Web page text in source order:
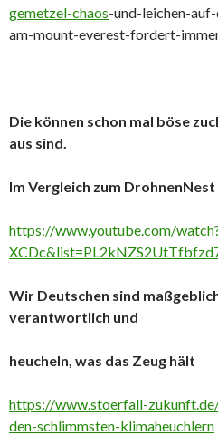
gemetzel-chaos-und-leichen-
am-mount-everest-fordert-
Die können schon mal böse
aus sind.
Im Vergleich zum
https://www.youtube.com/
Wir Deutschen sind
verantwortlich und
heucheln, was das Zeug hält
https://www.stoerfall-
den-schlimmsten-klimaheuchlern